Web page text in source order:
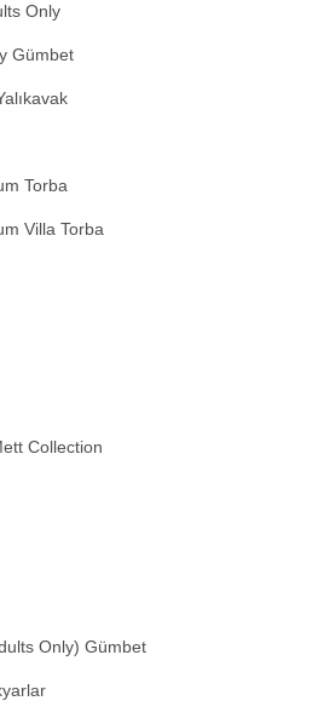
Only
Gümbet
Torba
Villa Torba
Collection
Only) Gümbet